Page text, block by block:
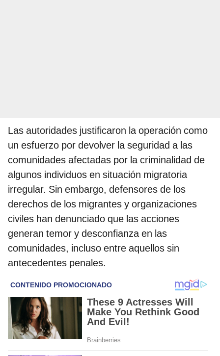
Las autoridades justificaron la operación como
un esfuerzo por devolver la seguridad a las
comunidades afectadas por la criminalidad de
algunos individuos en situación migratoria
irregular. Sin embargo, defensores de los
derechos de los migrantes y organizaciones
civiles han denunciado que las acciones
generan temor y desconfianza en las
comunidades, incluso entre aquellos sin
antecedentes penales.